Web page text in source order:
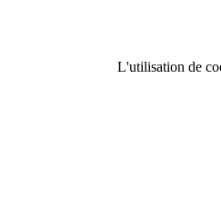
L'utilisation de